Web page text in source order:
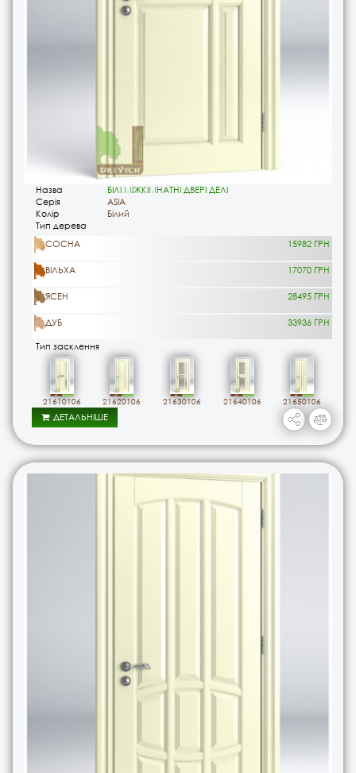
Назва
БІЛІ МІЖКІМНАТНІ ДВЕРІ ДЕЛІ
Серія
ASIA
Колір
Білий
Тип дерева
СОСНА
15982 ГРН
ВІЛЬХА 17070 ГРН
ЯСЕН 28495 ГРН
ДУБ
33936 ГРН
Тип засклення
21610106 21620106 21630106 21640106 21650106
ДЕТАЛЬНІШЕ